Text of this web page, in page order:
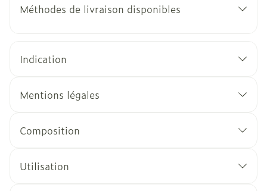
Méthodes de livraison disponibles
Indication
Mentions légales
Composition
Utilisation